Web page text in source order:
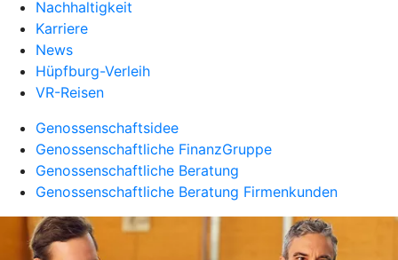
Nachhaltigkeit
Karriere
News
Hüpfburg-Verleih
VR-Reisen
Genossenschaftsidee
Genossenschaftliche FinanzGruppe
Genossenschaftliche Beratung
Genossenschaftliche Beratung Firmenkunden